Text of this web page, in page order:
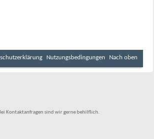
Nutzungsbedingungen Nach oben
Kontaktanfragen sind wir gerne behilflich.